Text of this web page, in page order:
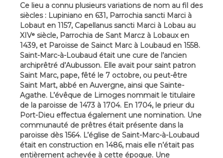
Ce lieu a connu plusieurs variations de nom au fil des
siècles : Lupiniano en 631, Parrochia sancti Marci à
Lobaut en 1157, Capellanus sancti Marci à Lobau au
XIVᵉ siècle, Parrochia de Sant Marcz à Lobaux en
1439, et Paroisse de Sainct Marc à Loubaud en 1558.
Saint-Marc-à-Loubaud était une cure de l’ancien
archiprêtré d’Aubusson. Elle avait pour saint patron
Saint Marc, pape, fêté le 7 octobre, ou peut-être
Saint Mart, abbé en Auvergne, ainsi que Sainte-
Agathe. L’évêque de Limoges nommait le titulaire
de la paroisse de 1473 à 1704. En 1704, le prieur du
Port-Dieu effectua également une nomination. Une
communauté de prêtres était présente dans la
paroisse dès 1564. L’église de Saint-Marc-à-Loubaud
était en construction en 1486, mais elle n’était pas
entièrement achevée à cette époque. Une